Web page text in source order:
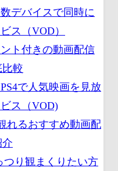
デバイスで同時に
ス（VOD）
ト付きの動画配信
較
で人気映画を見放
ス（VOD)
れるおすすめ動画配
つり観まくりたい方